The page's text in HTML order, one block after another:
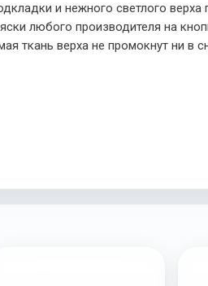
и нежного светлого
любого производителя на
ткань верха не промокнут ни в